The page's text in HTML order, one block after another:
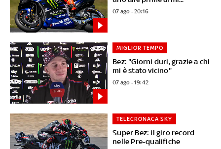
07 ago - 20:16
Bez: "Giorni duri, grazie a chi
mi è stato vicino"
MIGLIOR TEMPO
07 ago - 19:42
Super Bez: il giro record
nelle Pre-qualifiche
TELECRONACA SKY